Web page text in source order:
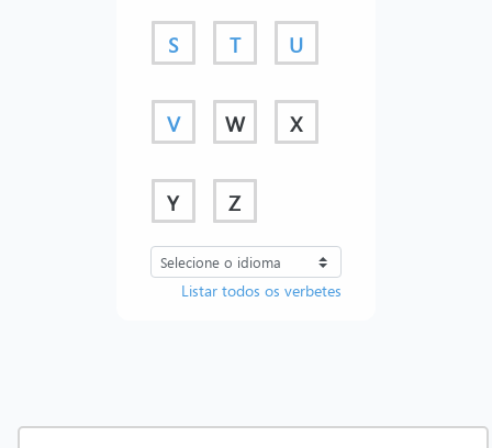
S T U
V W X
Y Z
Listar todos os verbetes